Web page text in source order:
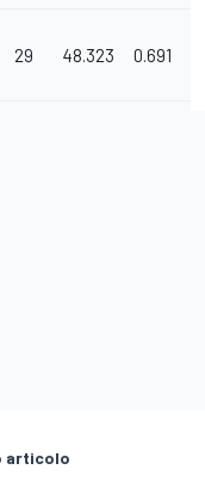
29 48.323 0.691
articolo